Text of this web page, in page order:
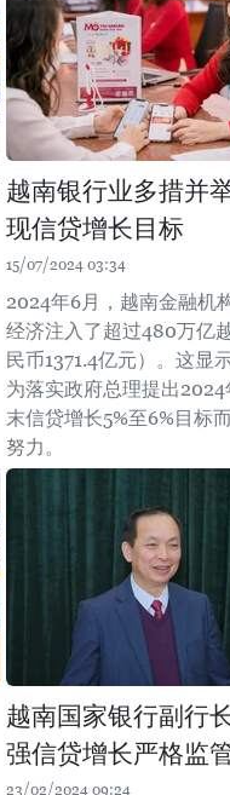
越南银行业多措并
现信贷增长目标
15/07/2024 03:34
2024年6月，越南金融机
经济注入了超过480万亿
民币1371.4亿元）。这显
为落实政府总理提出
末信贷增长5%至6%目标
努力。
越南国家银行副行
强信贷增长严格监
23/02/2024 09:24